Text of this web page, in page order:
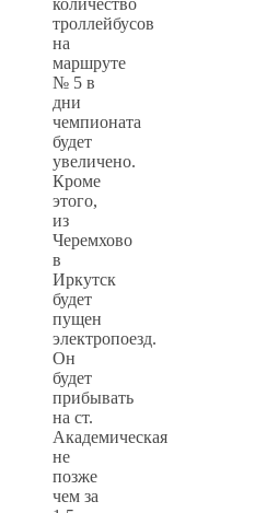
количество
троллейбусов
на
маршруте
№ 5 в
дни
чемпионата
будет
увеличено.
Кроме
этого,
из
Черемхово
в
Иркутск
будет
пущен
электропоезд.
Он
будет
прибывать
на ст.
Академическая
не
позже
чем за